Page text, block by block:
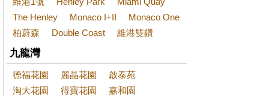
The Henley
Monaco I+II
Monaco One
柏蔚森
Double Coast 維港雙鑽
九龍灣
德福花園 麗晶花園
啟泰苑
淘大花園
得寶花園 嘉和園